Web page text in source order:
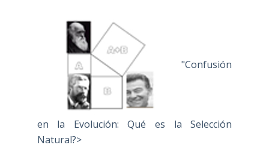
"Confusión
en la Evolución: Qué es la Selección
Natural?>